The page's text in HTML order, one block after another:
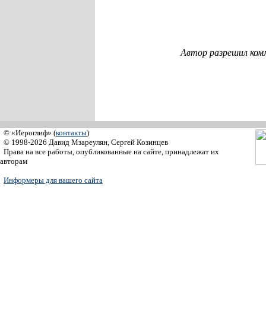
Автор разрешил
© «Иероглиф» (контакты)
© 1998-2026 Давид Мзареулян, Сергей Козинцев
Права на все работы, опубликованные на сайте, принадлежат их
авторам
Информеры для вашего сайта